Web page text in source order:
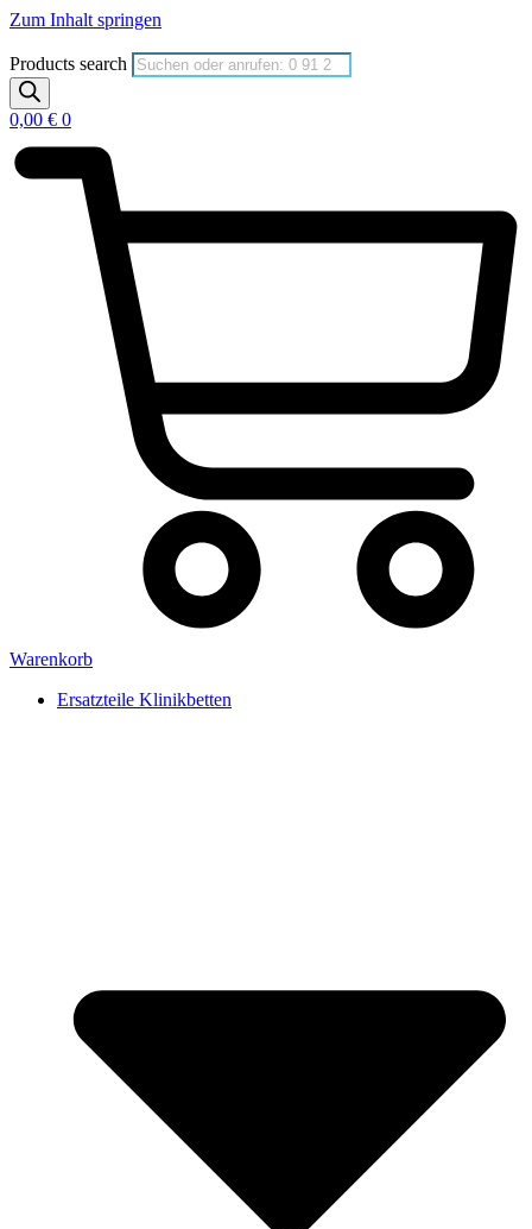
Zum Inhalt springen
Products search
0,00 € 0
Warenkorb
Ersatzteile Klinikbetten